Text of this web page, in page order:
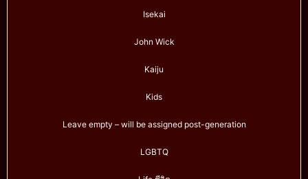
Isekai
John Wick
Kaiju
Kids
Leave empty – will be assigned post-generation
LGBTQ